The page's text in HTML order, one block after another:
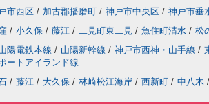
市西区 / 加古郡播磨町 / 神戸市中央区 / 神戸市垂
/ 小久保 / 藤江 / 二見町東二見 / 魚住町清水 / 松
陽電鉄本線 / 山陽新幹線 / 神戸市西神・山手線 /
ートアイランド線
/ 藤江 / 大久保 / 林崎松江海岸 / 西新町 / 中八木 /